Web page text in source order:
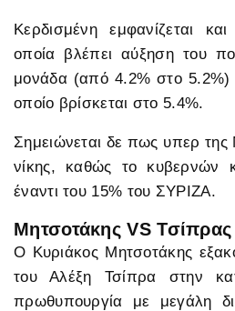
Κερδισμένη εμφανίζεται
οποία βλέπει αύξηση του
μονάδα (από 4.2% στο
οποίο βρίσκεται στο 5.4%.
Σημειώνεται δε πως υπερ
νίκης, καθώς το κυβερνών
έναντι του 15% του ΣΥΡΙΖΑ.
Μητσοτάκης VS Τσίπρας
Ο Κυριάκος Μητσοτάκης
του Αλέξη Τσίπρα στην
πρωθυπουργία με μεγάλη